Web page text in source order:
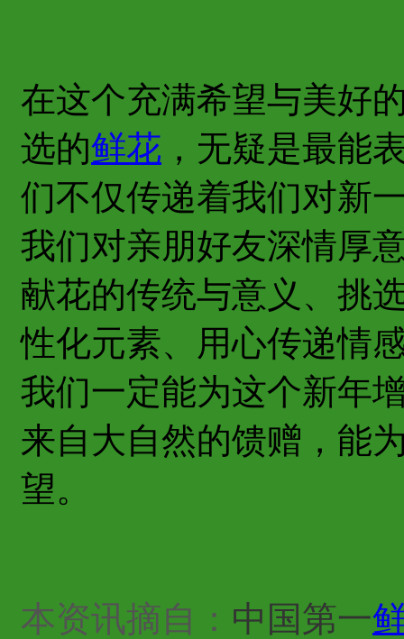
在这个充满希望与美好
选的鲜花 ，无疑是最能
们不仅传递着我们对新
我们对亲朋好友深情厚
献花的传统与意义、挑
性化元素、用心传递情
我们一定能为这个新年
来自大自然的馈赠，能
望。
本资讯摘自： 中国第一